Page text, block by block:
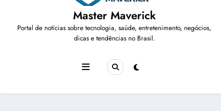
Master Maverick
Portal de notícias sobre tecnologia, saúde, entretenimento, negócios,
dicas e tendências no Brasil.